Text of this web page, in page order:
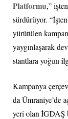
Platformu,”
sürdürüyor.
yürütülen
yaygınlaşarak
stantlara yoğun
Kampanya
da Ümraniye’de
yeri olan İGDAŞ